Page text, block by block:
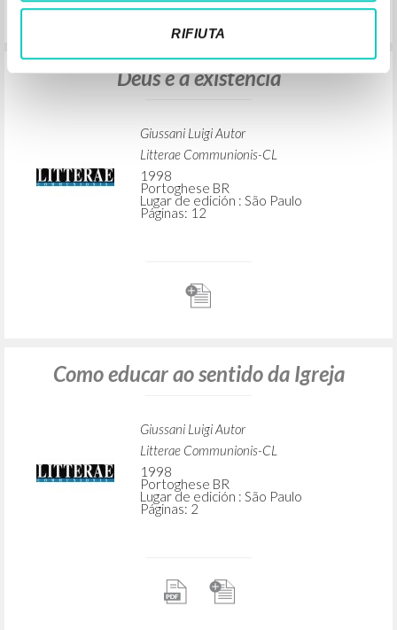
RIFIUTA
Deus e a existência
Giussani Luigi Autor
Litterae Communionis-CL
1998
Portoghese BR
Lugar de edición : São Paulo
Páginas: 12
Como educar ao sentido da Igreja
Giussani Luigi Autor
Litterae Communionis-CL
1998
Portoghese BR
Lugar de edición : São Paulo
Páginas: 2